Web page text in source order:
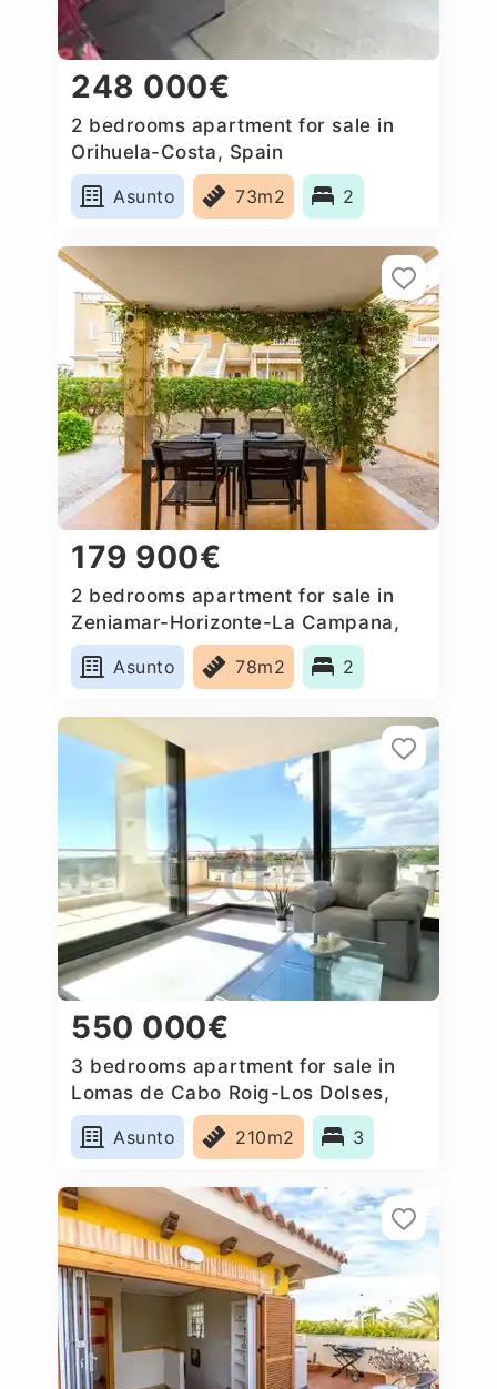
248 000€
2 bedrooms apartment for sale in
Orihuela-Costa, Spain
Asunto
73m2 2
179 900€
2 bedrooms apartment for sale in
Zeniamar-Horizonte-La Campana,
Spain
Asunto
78m2 2
550 000€
3 bedrooms apartment for sale in
Lomas de Cabo Roig-Los Dolses,
Spain
Asunto
210m2 3